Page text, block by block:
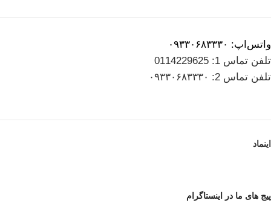
واتس‌اپ: ۰۹۳۳۰۶۸۳۳۳۰
تلفن تماس 1: 0114229625
تلفن تماس 2: ۰۹۳۳۰۶۸۳۳۳۰
اینماد
پیج های ما در اینستاگرام